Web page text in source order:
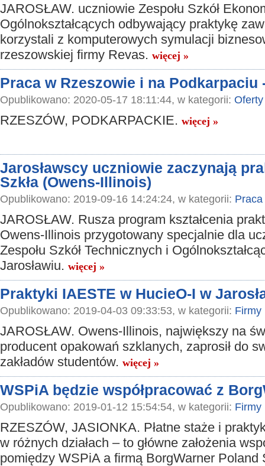
JAROSŁAW. uczniowie Zespołu Szkół
Ogólnokształcących odbywający praktykę
korzystali z komputerowych symulacji
rzeszowskiej firmy Revas. więcej »
Praca w Rzeszowie i na Podkarpaciu
Opublikowano: 2020-05-17 18:11:44, w kategorii:
RZESZÓW, PODKARPACKIE. więcej »
Jarosławscy uczniowie zaczynają
Szkła (Owens-Illinois)
Opublikowano: 2019-09-16 14:24:24, w kategorii: Praca
JAROSŁAW. Rusza program kształcenia
Owens-Illinois przygotowany specjalnie dla
Zespołu Szkół Technicznych i
Jarosławiu. więcej »
Praktyki IAESTE w HucieO-I w
Opublikowano: 2019-04-03 09:33:53, w kategorii: Firmy
JAROSŁAW. Owens-Illinois, największy na
producent opakowań szklanych, zaprosił do
zakładów studentów. więcej »
WSPiA będzie współpracować z
Opublikowano: 2019-01-12 15:54:54, w kategorii: Firmy
RZESZÓW, JASIONKA. Płatne staże i
w różnych działach – to główne założenia
pomiędzy WSPiA a firmą BorgWarner Poland